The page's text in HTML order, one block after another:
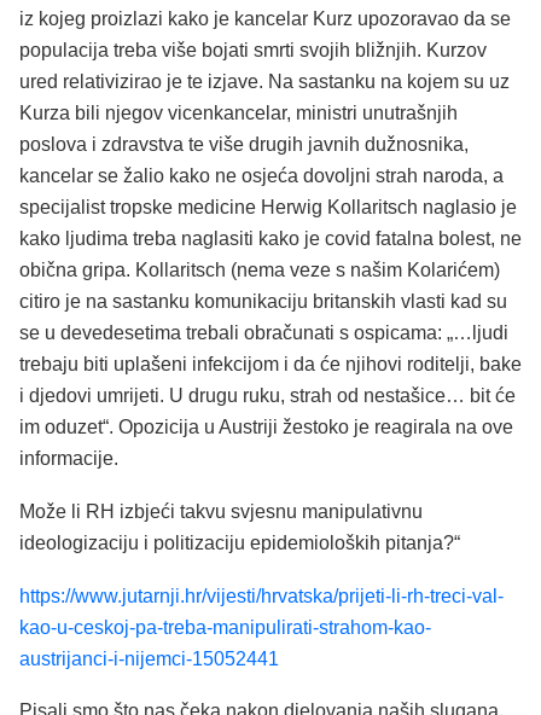
iz kojeg proizlazi kako je kancelar Kurz upozoravao da se
populacija treba više bojati smrti svojih bližnjih. Kurzov
ured relativizirao je te izjave. Na sastanku na kojem su uz
Kurza bili njegov vicenkancelar, ministri unutrašnjih
poslova i zdravstva te više drugih javnih dužnosnika,
kancelar se žalio kako ne osjeća dovoljni strah naroda, a
specijalist tropske medicine Herwig Kollaritsch naglasio je
kako ljudima treba naglasiti kako je covid fatalna bolest, ne
obična gripa. Kollaritsch (nema veze s našim Kolarićem)
citiro je na sastanku komunikaciju britanskih vlasti kad su
se u devedesetima trebali obračunati s ospicama: „…ljudi
trebaju biti uplašeni infekcijom i da će njihovi roditelji, bake
i djedovi umrijeti. U drugu ruku, strah od nestašice… bit će
im oduzet“. Opozicija u Austriji žestoko je reagirala na ove
informacije.
Može li RH izbjeći takvu svjesnu manipulativnu
ideologizaciju i politizaciju epidemioloških pitanja?“
https://www.jutarnji.hr/vijesti/hrvatska/prijeti-li-rh-treci-val-
kao-u-ceskoj-pa-treba-manipulirati-strahom-kao-
austrijanci-i-nijemci-15052441